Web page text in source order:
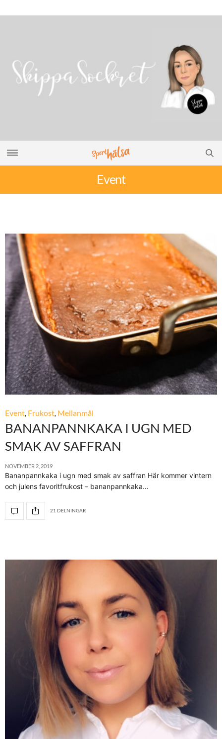
Event
Event Frukost Mellanmål
BANANPANNKAKA I UGN MED
SMAK AV SAFFRAN
NOVEMBER 2, 2019
Bananpannkaka i ugn med smak av saffran Här kommer vintern
och julens favoritfrukost – bananpannkaka…
21 DELNINGAR